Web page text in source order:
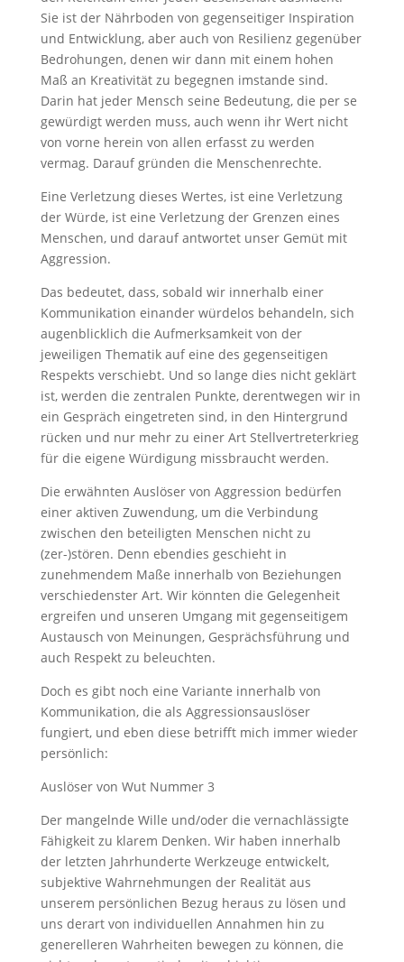
Sie ist der Nährboden von gegenseitiger Inspiration
und Entwicklung, aber auch von Resilienz gegenüber
Bedrohungen, denen wir dann mit einem hohen
Maß an Kreativität zu begegnen imstande sind.
Darin hat jeder Mensch seine Bedeutung, die per se
gewürdigt werden muss, auch wenn ihr Wert nicht
von vorne herein von allen erfasst zu werden
vermag. Darauf gründen die Menschenrechte.
Eine Verletzung dieses Wertes, ist eine Verletzung
der Würde, ist eine Verletzung der Grenzen eines
Menschen, und darauf antwortet unser Gemüt mit
Aggression.
Das bedeutet, dass, sobald wir innerhalb einer
Kommunikation einander würdelos behandeln, sich
augenblicklich die Aufmerksamkeit von der
jeweiligen Thematik auf eine des gegenseitigen
Respekts verschiebt. Und so lange dies nicht geklärt
ist, werden die zentralen Punkte, derentwegen wir in
ein Gespräch eingetreten sind, in den Hintergrund
rücken und nur mehr zu einer Art Stellvertreterkrieg
für die eigene Würdigung missbraucht werden.
Die erwähnten Auslöser von Aggression bedürfen
einer aktiven Zuwendung, um die Verbindung
zwischen den beteiligten Menschen nicht zu
(zer-)stören. Denn ebendies geschieht in
zunehmendem Maße innerhalb von Beziehungen
verschiedenster Art. Wir könnten die Gelegenheit
ergreifen und unseren Umgang mit gegenseitigem
Austausch von Meinungen, Gesprächsführung und
auch Respekt zu beleuchten.
Doch es gibt noch eine Variante innerhalb von
Kommunikation, die als Aggressionsauslöser
fungiert, und eben diese betrifft mich immer wieder
persönlich:
Auslöser von Wut Nummer 3
Der mangelnde Wille und/oder die vernachlässigte
Fähigkeit zu klarem Denken. Wir haben innerhalb
der letzten Jahrhunderte Werkzeuge entwickelt,
subjektive Wahrnehmungen der Realität aus
unserem persönlichen Bezug heraus zu lösen und
uns derart von individuellen Annahmen hin zu
generelleren Wahrheiten bewegen zu können, die